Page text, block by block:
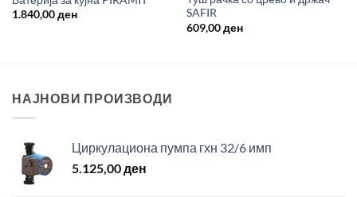
1.840,00ден
SAFIR
609,00ден
НАЈНОВИ ПРОИЗВОДИ
Циркулациона пумпа гхн 32/6 имп
5.125,00ден